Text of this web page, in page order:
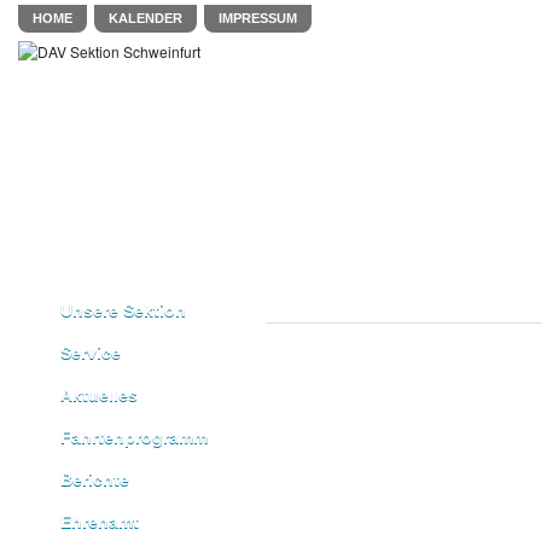
HOME KALENDER IMPRESSUM
Unsere Sektion
Service
Aktuelles
Fahrtenprogramm
Berichte
Ehrenamt